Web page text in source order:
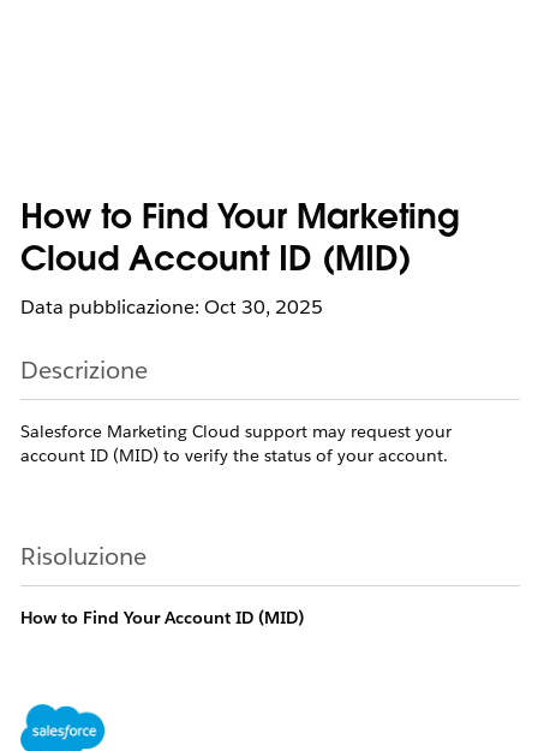
How to Find Your Marketing
Cloud Account ID (MID)
Data pubblicazione: Oct 30, 2025
Descrizione
Salesforce Marketing Cloud support may request your
account ID (MID) to verify the status of your account.
Risoluzione
How to Find Your Account ID (MID)